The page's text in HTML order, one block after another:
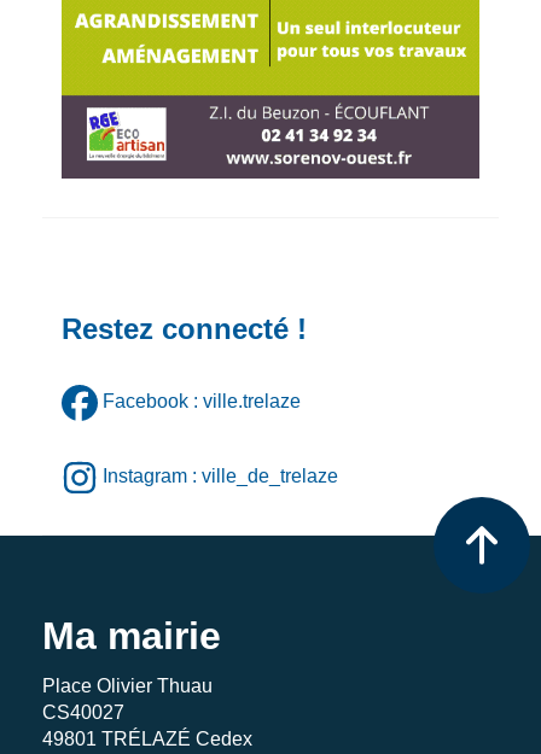
Restez connecté !
Facebook : ville.trelaze
Instagram : ville_de_trelaze
Ma mairie
Place Olivier Thuau
CS40027
49801 TRÉLAZÉ Cedex